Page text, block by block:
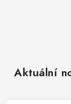
Aktuální